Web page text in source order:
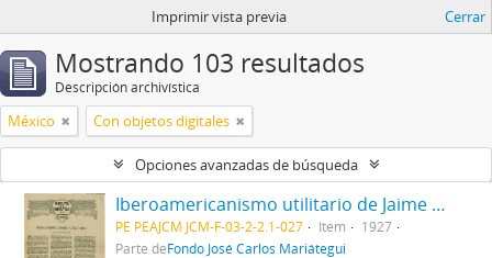
Imprimir vista previa Cerrar
Mostrando 103 resultados
Descripción archivística
México Con objetos digitales
Opciones avanzadas de búsqueda
Iberoamericanismo utilitario de Jaime Torres Bodet [Recorte de Prensa]
PE PEAJCM JCM-F-03-2-2.1-027 Item
1927
Parte deFondo José Carlos Mariátegui